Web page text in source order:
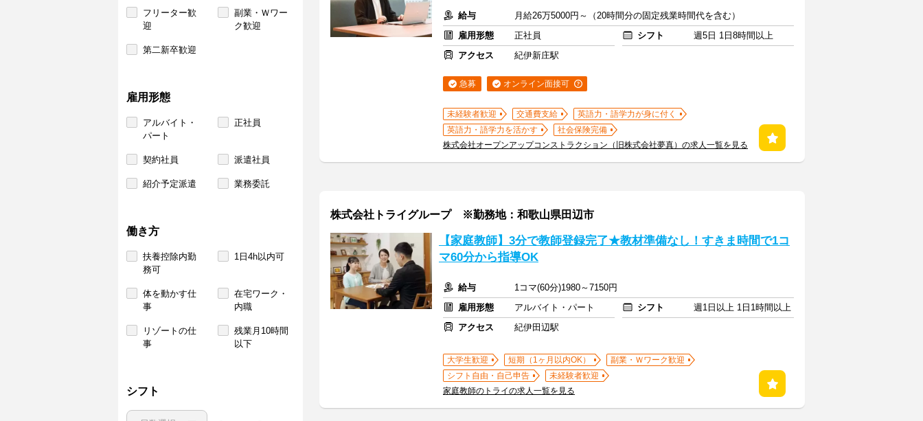
フリーター歓
迎
副業・Ｗワー
ク歓迎
第二新卒歓迎
雇用形態
アルバイト・
パート
正社員
契約社員 派遣社員
紹介予定派遣 業務委託
働き方
扶養控除内勤
務可
1日4h以内可
体を動かす仕
事
在宅ワーク・
内職
リゾートの仕
事
残業月10時間
以下
シフト
給与
月給26万5000円～（20時間分の固定残業時間代を含む）
雇用形態
正社員 シフト
週5日 1日8時間以上
アクセス
紀伊新庄駅
急募 オンライン面接可
未経験者歓迎 交通費支給
英語力・語学力が身に付く
英語力・語学力を活かす
社会保険完備
株式会社オープンアップコンストラクション（旧株式会社夢真）の求人一覧を見る
株式会社トライグループ ※勤務地：和歌山県田辺市
【家庭教師】3分で教師登録完了★教材準備なし！すきま時間で1コ
マ60分から指導OK
給与
1コマ(60分)1980～7150円
雇用形態
アルバイト・パート シフト
週1日以上 1日1時間以上
アクセス
紀伊田辺駅
大学生歓迎 短期（1ヶ月以内OK）
副業・Ｗワーク歓迎
シフト自由・自己申告
未経験者歓迎
家庭教師のトライの求人一覧を見る